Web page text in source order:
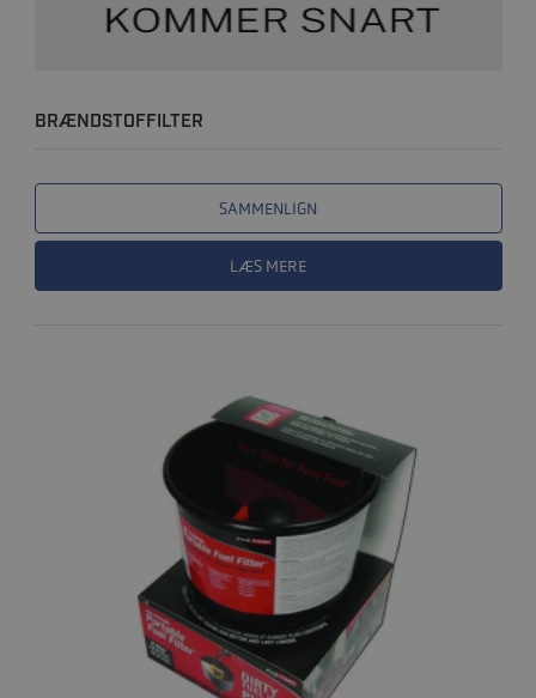
BRÆNDSTOFFILTER
SAMMENLIGN
LÆS MERE